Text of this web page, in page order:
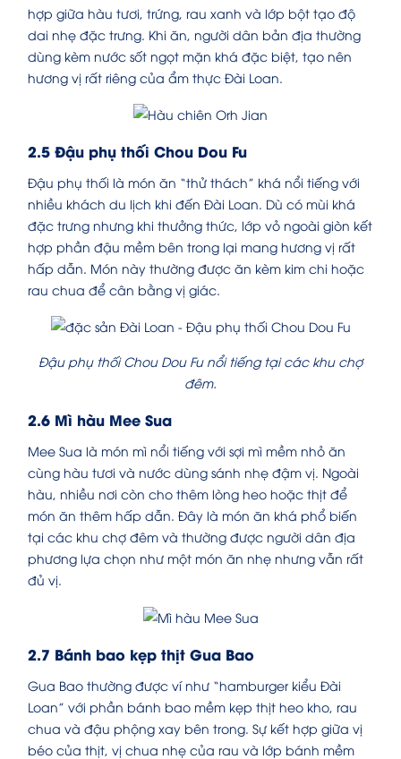
hợp giữa hàu tươi, trứng, rau xanh và lớp bột tạo độ
dai nhẹ đặc trưng. Khi ăn, người dân bản địa thường
dùng kèm nước sốt ngọt mặn khá đặc biệt, tạo nên
hương vị rất riêng của ẩm thực Đài Loan.
2.5 Đậu phụ thối Chou Dou Fu
Đậu phụ thối là món ăn “thử thách” khá nổi tiếng với
nhiều khách du lịch khi đến Đài Loan. Dù có mùi khá
đặc trưng nhưng khi thưởng thức, lớp vỏ ngoài giòn kết
hợp phần đậu mềm bên trong lại mang hương vị rất
hấp dẫn. Món này thường được ăn kèm kim chi hoặc
rau chua để cân bằng vị giác.
Đậu phụ thối Chou Dou Fu nổi tiếng tại các khu chợ
đêm.
2.6 Mì hàu Mee Sua
Mee Sua là món mì nổi tiếng với sợi mì mềm nhỏ ăn
cùng hàu tươi và nước dùng sánh nhẹ đậm vị. Ngoài
hàu, nhiều nơi còn cho thêm lòng heo hoặc thịt để
món ăn thêm hấp dẫn. Đây là món ăn khá phổ biến
tại các khu chợ đêm và thường được người dân địa
phương lựa chọn như một món ăn nhẹ nhưng vẫn rất
đủ vị.
2.7 Bánh bao kẹp thịt Gua Bao
Gua Bao thường được ví như “hamburger kiểu Đài
Loan” với phần bánh bao mềm kẹp thịt heo kho, rau
chua và đậu phộng xay bên trong. Sự kết hợp giữa vị
béo của thịt, vị chua nhẹ của rau và lớp bánh mềm